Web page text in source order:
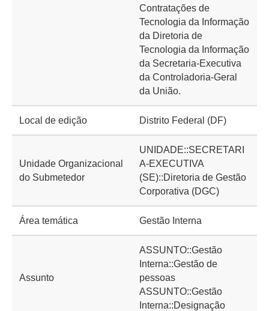
Contratações de
Tecnologia da Informação
da Diretoria de
Tecnologia da Informação
da Secretaria-Executiva
da Controladoria-Geral
da União.
Local de edição Distrito Federal (DF)
Unidade Organizacional
do Submetedor
UNIDADE::SECRETARI
A-EXECUTIVA
(SE)::Diretoria de Gestão
Corporativa (DGC)
Área temática Gestão Interna
Assunto
ASSUNTO::Gestão
Interna::Gestão de
pessoas
ASSUNTO::Gestão
Interna::Designação